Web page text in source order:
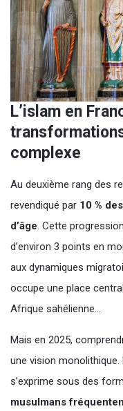
L’islam en
complexe
Au deuxième rang des
revendiqué par 10 %
d’âge. Cette
d’environ 3 points en
aux dynamiques
occupe une place
Afrique sahélienne…
Mais en 2025,
une vision
s’exprime sous des
musulmans